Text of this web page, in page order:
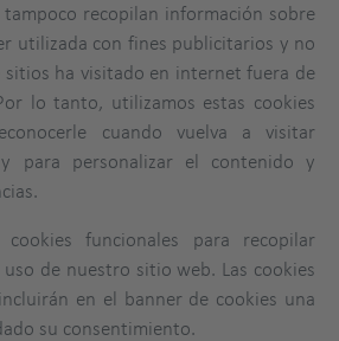
tampoco recopilan información sobre
utilizada con fines publicitarios y no
sitios ha visitado en internet fuera de
lo tanto, utilizamos estas cookies
cuando vuelva a visitar
para personalizar el contenido y
cookies funcionales para recopilar
de nuestro sitio web. Las cookies
en el banner de cookies una
su consentimiento.